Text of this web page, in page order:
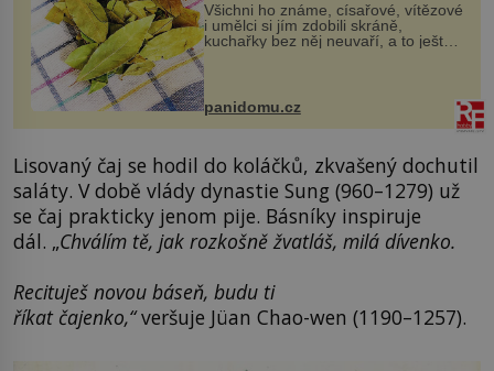
Všichni ho známe, císařové, vítězové
i umělci si jím zdobili skráně,
kuchařky bez něj neuvaří, a to ještě
nevíte, že bobkový list může výrazně
zmírnit některé naše neduhy.
Obsahuje v malém množství ně...
panidomu.cz
Lisovaný čaj se hodil do koláčků, zkvašený dochutil
saláty. V době vlády dynastie Sung (960–1279) už
se čaj prakticky jenom pije. Básníky inspiruje
dál. „Chválím tě, jak rozkošně žvatláš, milá dívenko.
Recituješ novou báseň, budu ti
říkat čajenko,“veršuje Jüan Chao-wen (1190–1257).